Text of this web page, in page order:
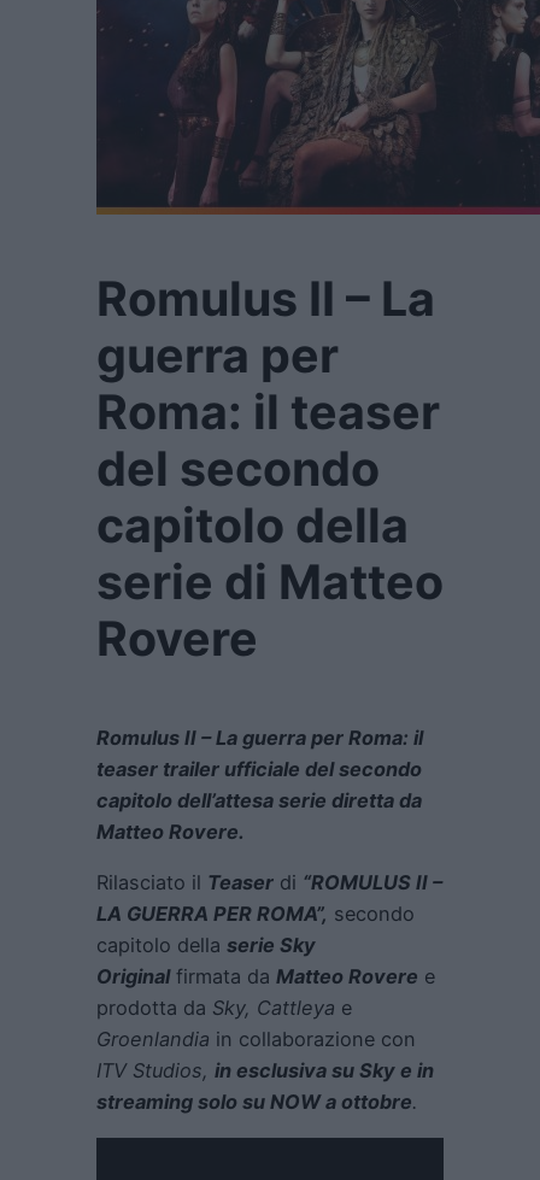
Romulus II – La
guerra per
Roma: il teaser
del secondo
capitolo della
serie di Matteo
Rovere
Romulus II – La guerra per Roma: il
teaser trailer ufficiale del secondo
capitolo dell’attesa serie diretta da
Matteo Rovere.
Rilasciato il Teaser di “ROMULUS II –
LA GUERRA PER ROMA”, secondo
capitolo della serie Sky
Originalfirmata da Matteo Rovere e
prodotta da Sky, Cattleya e
Groenlandia in collaborazione con
ITV Studios, in esclusiva su Sky e in
streaming solo su NOW a ottobre.